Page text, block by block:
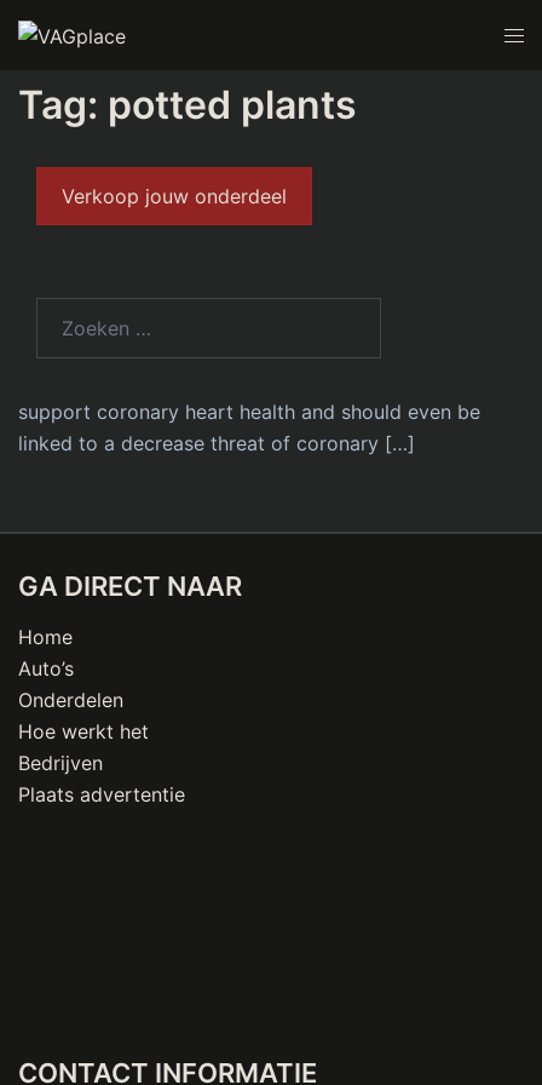
Tag: potted plants
Online Guide
support coronary heart health and should even be
linked to a decrease threat of coronary […]
Verkoop jouw onderdeel
GA DIRECT NAAR
Home
Auto’s
Onderdelen
Hoe werkt het
Bedrijven
Plaats advertentie
CONTACT INFORMATIE